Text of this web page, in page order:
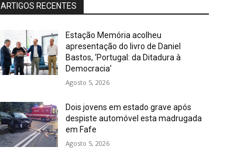
ARTIGOS RECENTES
Estação Memória acolheu
apresentação do livro de Daniel
Bastos, ‘Portugal: da Ditadura à
Democracia’
Agosto 5, 2026
Dois jovens em estado grave após
despiste automóvel esta madrugada
em Fafe
Agosto 5, 2026